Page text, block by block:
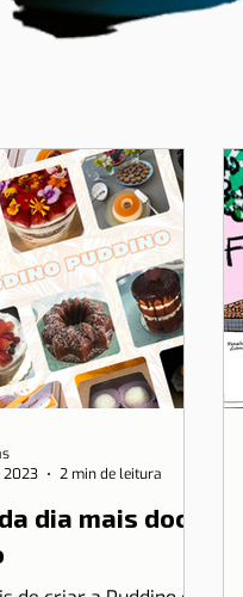
dia mais doce
2023
2 min de leitura